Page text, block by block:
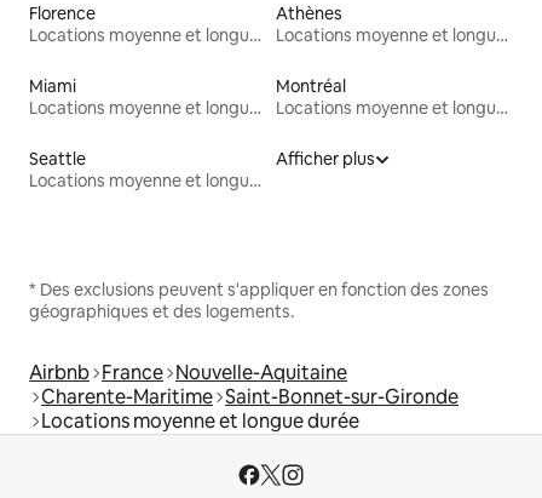
Florence
Locations moyenne et longue durée
Athènes
Locations moyenne et longue durée
Miami
Locations moyenne et longue durée
Montréal
Locations moyenne et longue durée
Seattle
Locations moyenne et longue durée
Afficher plus
* Des exclusions peuvent s'appliquer en fonction des zones
géographiques et des logements.
Airbnb France Nouvelle-Aquitaine
Charente-Maritime Saint-Bonnet-sur-Gironde
Locations moyenne et longue durée